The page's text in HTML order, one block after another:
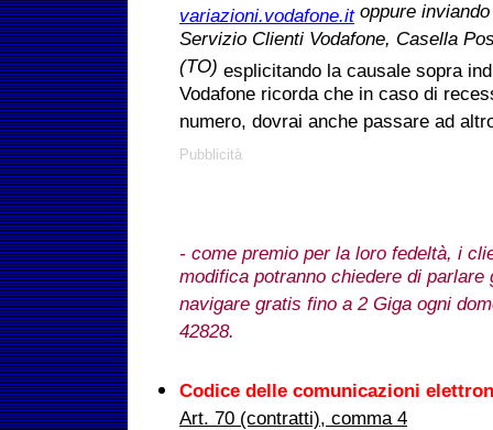
variazioni.vodafone.itoppure
Servizio Clienti Vodafone, Casella
(TO) esplicitando la causale sopra
Vodafone ricorda che in caso di
numero, dovrai anche passare ad
Pubblicità
- come premio per la loro fedeltà, i
modifica potranno chiedere di
navigare gratis fino a 2 Giga ogni
42828.
Codice delle comunicazioni
Art. 70 (contratti), comma 4